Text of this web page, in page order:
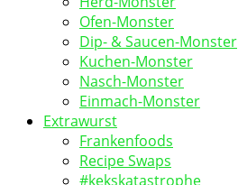
Ofen-Monster
Dip- & Saucen-Monster
Kuchen-Monster
Nasch-Monster
Einmach-Monster
Extrawurst
Frankenfoods
Recipe Swaps
#kekskatastrophe